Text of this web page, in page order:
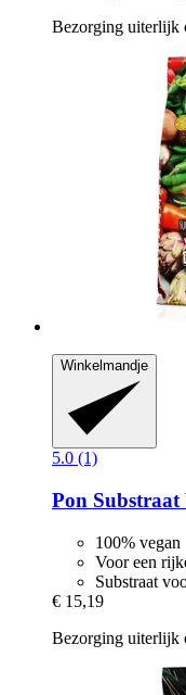
Bezorging uiterlijk
Winkelmandje
5.0 (1)
Pon
100% vegan
Voor een
Substraat
€ 15,19
Bezorging uiterlijk